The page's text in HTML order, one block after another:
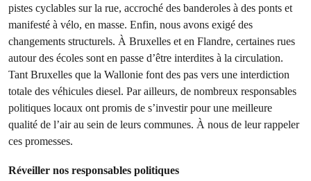
pistes cyclables sur la rue, accroché des banderoles à des ponts et
manifesté à vélo, en masse. Enfin, nous avons exigé des
changements structurels. À Bruxelles et en Flandre, certaines rues
autour des écoles sont en passe d’être interdites à la circulation.
Tant Bruxelles que la Wallonie font des pas vers une interdiction
totale des véhicules diesel. Par ailleurs, de nombreux responsables
politiques locaux ont promis de s’investir pour une meilleure
qualité de l’air au sein de leurs communes. À nous de leur rappeler
ces promesses.
Réveiller nos responsables politiques